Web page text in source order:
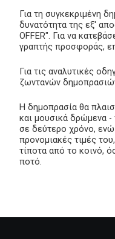
Για τη συγκεκριμένη
δυνατότητα της εξ'
OFFER". Για να
γραπτής προσφοράς,
Για τις αναλυτικές
ζωντανών
Η δημοπρασία θα
και μουσικά δρώμενα -
σε δεύτερο χρόνο,
προνομιακές τιμές
τίποτα από το κοινό,
ποτό.